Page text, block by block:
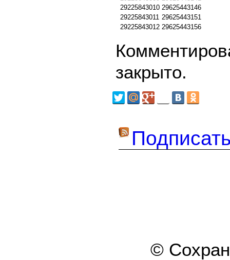
29225843010 29625443146
29225843011 29625443151
29225843012 29625443156
закрыто.
©